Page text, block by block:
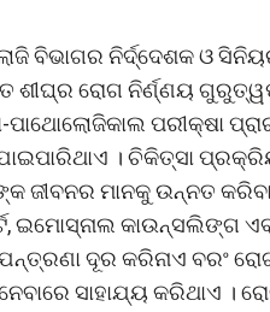
ନିର୍ଦ୍ଦେଶକ ଓ ସିନିୟର
ଶୀଘ୍ର ରୋଗ ନିର୍ଣ୍ଣୟ
ପରୀକ୍ଷା
। ଚିକିତ୍ସା
ଜୀବନର ମାନକୁ ଉନ୍ନତ
ଇମୋସ୍‌ନାଲ କାଉନ୍ସଲିଙ୍ଗ
ଦୂର କରିନାଏ ବରଂ
ସାହାଯ୍ୟ କରିଥାଏ ।